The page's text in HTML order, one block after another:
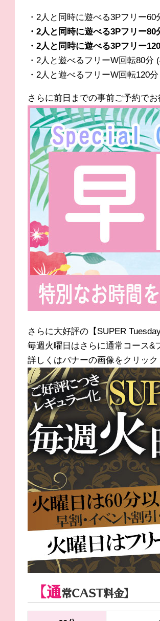
・2人と同時に遊べる3Pフリー60
・2人と同時に遊べる3Pフリー80
・2人と同時に遊べる3Pフリー
・2人と遊べるフリーW回転80分
・2人と遊べるフリーW回転120
さらに前日までの事前ご予約で
さらに大好評の【SUPER
毎週火曜日はさらに通常コース&
詳しくはバナーの画像をクリック
【通常CAST料金】